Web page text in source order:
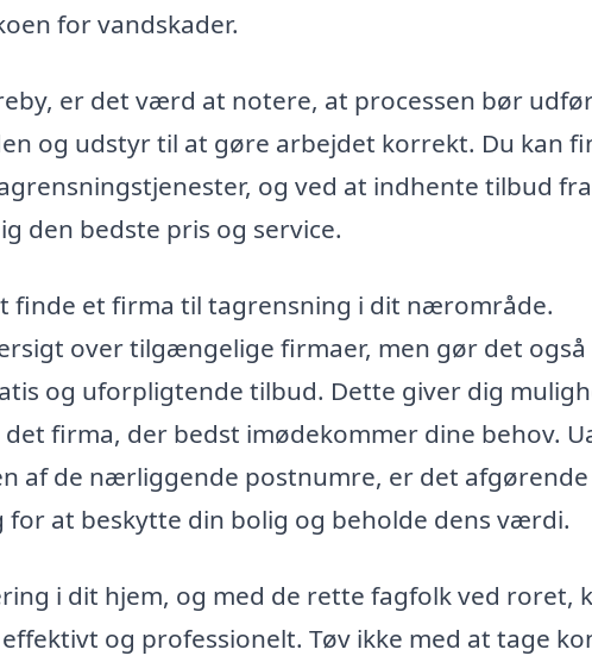
for vandskader.
er det værd at notere, at processen bør
og udstyr til at gøre arbejdet korrekt. Du kan
og ved at indhente tilbud
den bedste pris og service.
finde et firma til tagrensning i dit nærområde.
over tilgængelige firmaer, men gør det også
og uforpligtende tilbud. Dette giver dig
firma, der bedst imødekommer dine behov.
af de nærliggende postnumre, er det
at beskytte din bolig og beholde dens værdi.
i dit hjem, og med de rette fagfolk ved roret,
og professionelt. Tøv ikke med at tage